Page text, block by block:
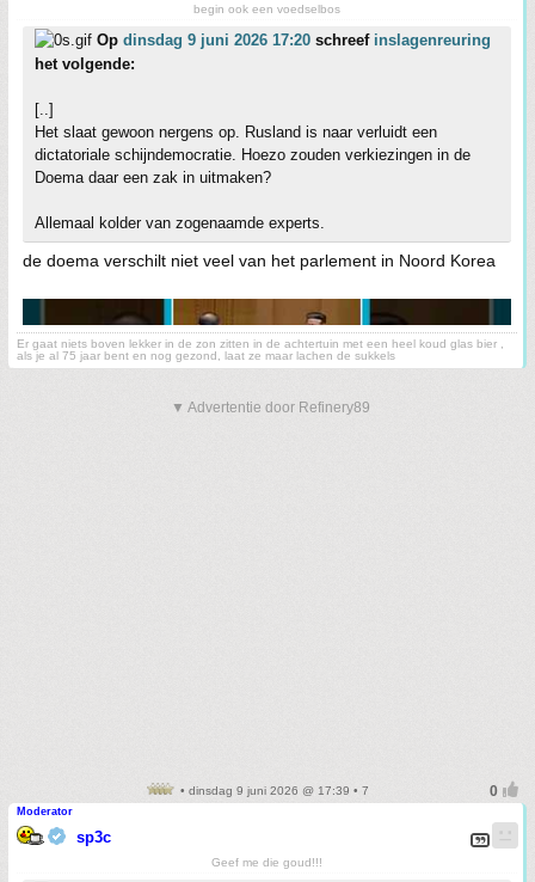
begin ook een voedselbos
Op dinsdag 9 juni 2026 17:20 schreef inslagenreuring
het volgende:
[..]
Het slaat gewoon nergens op. Rusland is naar verluidt een
dictatoriale schijndemocratie. Hoezo zouden verkiezingen in de
Doema daar een zak in uitmaken?
Allemaal kolder van zogenaamde experts.
de doema verschilt niet veel van het parlement in Noord Korea
Er gaat niets boven lekker in de zon zitten in de achtertuin met een heel koud glas bier ,
als je al 75 jaar bent en nog gezond, laat ze maar lachen de sukkels
▼ Advertentie door Refinery89
• dinsdag 9 juni 2026 @ 17:39 • 7
Moderator
sp3c
Geef me die goud!!!